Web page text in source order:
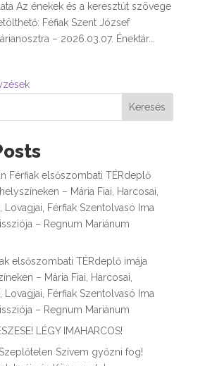
Az énekek és a keresztút szövege
Féfiak Szent József
– 2026.03.07. Énektár...
Keresés
Férfiak elsőszombati TÉRdeplő
– Mária Fiai, Harcosai,
Lovagjai, Férfiak Szentolvasó Ima
– Regnum Mariánum
elsőszombati TÉRdeplő imája
– Mária Fiai, Harcosai,
Lovagjai, Férfiak Szentolvasó Ima
– Regnum Mariánum
LÉGY IMAHARCOS!
Szívem győzni fog!